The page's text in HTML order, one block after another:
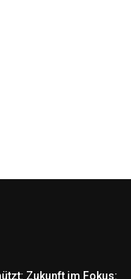
Zukunft im Fokus: